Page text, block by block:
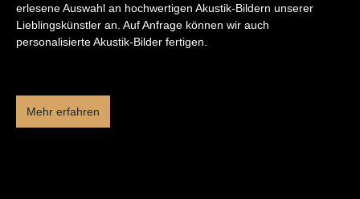
erlesene Auswahl an hochwertigen Akustik-Bildern unserer
Lieblingskünstler an. Auf Anfrage können wir auch
personalisierte Akustik-Bilder fertigen.
Mehr erfahren